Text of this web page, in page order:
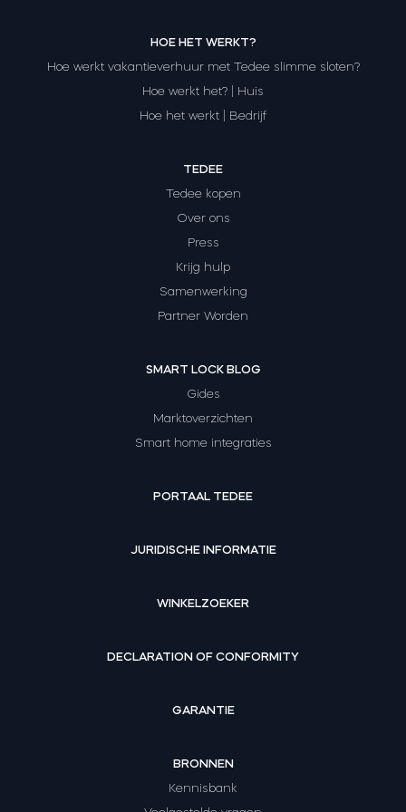
HOE HET WERKT?
Hoe werkt vakantieverhuur met Tedee slimme sloten?
Hoe werkt het? | Huis
Hoe het werkt | Bedrijf
TEDEE
Tedee kopen
Over ons
Press
Krijg hulp
Samenwerking
Partner Worden
SMART LOCK BLOG
Gides
Marktoverzichten
Smart home integraties
PORTAAL TEDEE
JURIDISCHE INFORMATIE
WINKELZOEKER
DECLARATION OF CONFORMITY
GARANTIE
BRONNEN
Kennisbank